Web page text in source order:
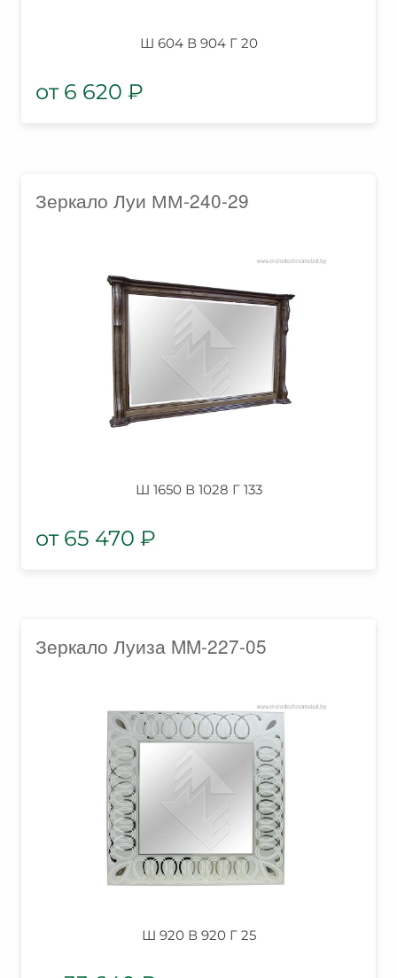
Ш 604 В 904 Г 20
6 620 ₽
Зеркало Луи ММ-240-29
Ш 1650 В 1028 Г 133
65 470 ₽
Зеркало Луиза MM-227-05
Ш 920 В 920 Г 25